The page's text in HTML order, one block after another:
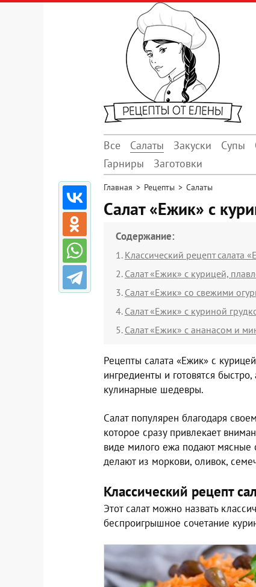
Все Салаты Закуски Супы
Гарниры
Заготовки
Главная > Рецепты > Салаты
Салат «Ежик» с
Содержание:
Классический рецепт салата
Салат «Ежик» с курицей,
Салат «Ежик» со свежими
Салат «Ежик» с куриной
Салат «Ежик» с ананасом и
Рецепты салата «Ежик» с
ингредиенты и готовятся
кулинарные шедевры.
Салат популярен благодаря
которое сразу привлекает
виде милого ежа подают
делают из моркови, оливок,
Классический рецепт
Этот салат можно назвать
беспроигрышное сочетание